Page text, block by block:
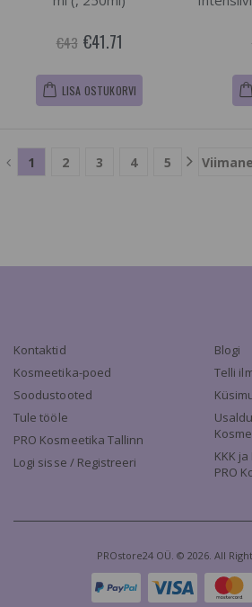
€43 €41.71
LISA OSTUKORVI
1 2 3 4 5 Viimane
Kontaktid
Kosmeetika-poed
Soodustooted
Tule tööle
PRO Kosmeetika Tallinn
Logi sisse / Registreeri
Blogi
Telli
KKK
PRO
PROstore24 OÜ. © 2026. All